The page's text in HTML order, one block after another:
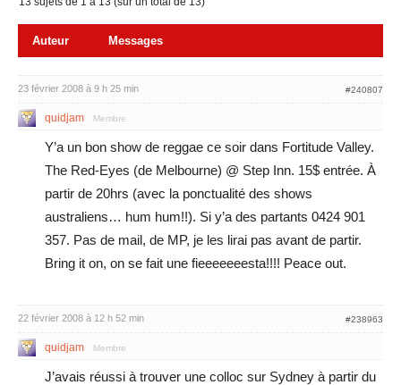
Auteur Messages
23 février 2008 à 9 h 25 min #240807
quidjam Membre
Y’a un bon show de reggae ce soir dans Fortitude Valley.
The Red-Eyes (de Melbourne) @ Step Inn. 15$ entrée. À
partir de 20hrs (avec la ponctualité des shows
australiens… hum hum!!). Si y’a des partants 0424 901
357. Pas de mail, de MP, je les lirai pas avant de partir.
Bring it on, on se fait une fieeeeeeesta!!!! Peace out.
22 février 2008 à 12 h 52 min #238963
quidjam Membre
J’avais réussi à trouver une colloc sur Sydney à partir du